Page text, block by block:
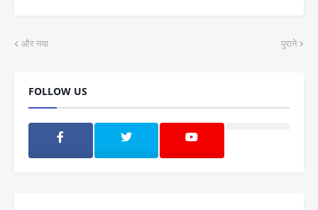
और नया पुराने
FOLLOW US